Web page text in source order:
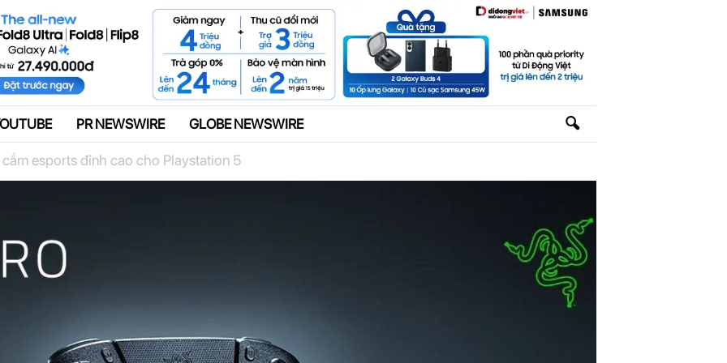
Quảng cáo
PR NEWSWIRE GLOBE NEWSWIRE
cầm esports đỉnh cao cho Playstation 5